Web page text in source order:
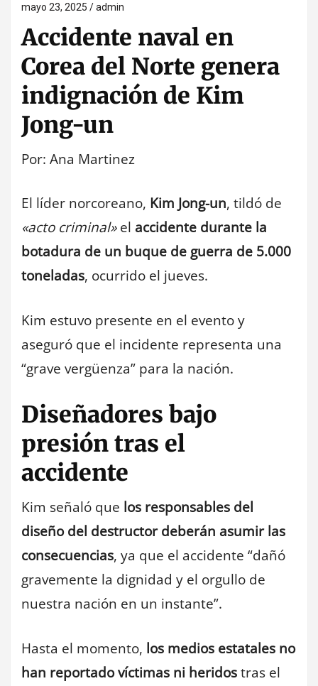
mayo 23, 2025 admin
Accidente naval en
Corea del Norte genera
indignación de Kim
Jong-un
Por: Ana Martinez
El líder norcoreano, Kim Jong-un, tildó de
«acto criminal»el accidente durante la
botadura de un buque de guerra de 5.000
toneladas, ocurrido el jueves.
Kim estuvo presente en el evento y
aseguró que el incidente representa una
“grave vergüenza” para la nación.
Diseñadores bajo
presión tras el
accidente
Kim señaló que los responsables del
diseño del destructor deberán asumir las
consecuencias, ya que el accidente “dañó
gravemente la dignidad y el orgullo de
nuestra nación en un instante”.
Hasta el momento, los medios estatales no
han reportado víctimas ni heridostras el